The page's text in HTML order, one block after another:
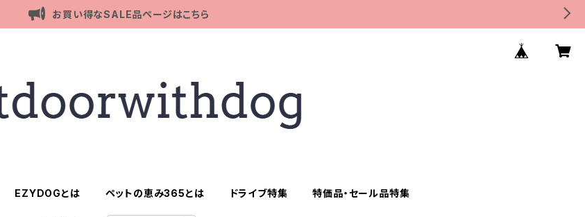
お買い得なSALE品ページはこちら
EZYDOGとは ペットの恵み365とは ドライブ特集 特価品・セール品特集